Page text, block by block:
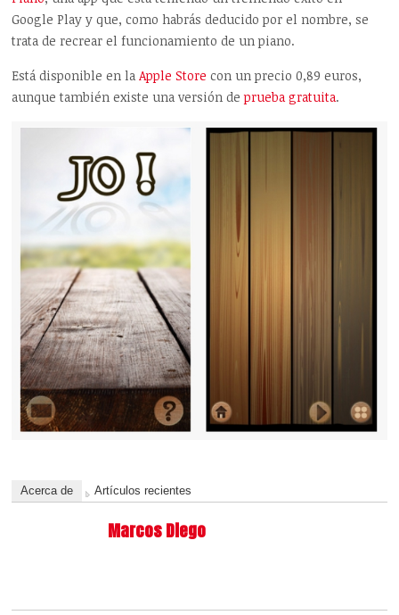
Google Play y que, como habrás deducido por el nombre, se
trata de recrear el funcionamiento de un piano.
Está disponible en la Apple Store con un precio 0,89 euros,
aunque también existe una versión deprueba gratuita.
Acerca de Artículos recientes
Marcos Diego